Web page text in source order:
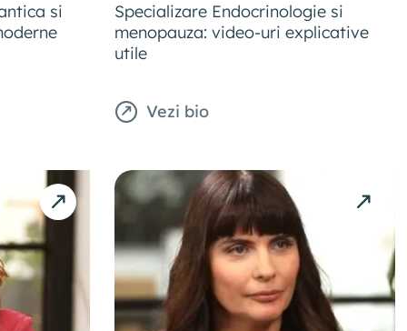
si
Specializare Endocrinologie si
menopauza: video-uri explicative
utile
Vezi bio